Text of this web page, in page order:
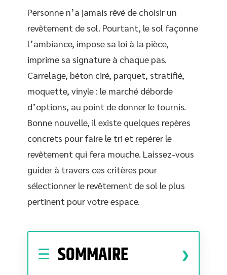
Personne n’a jamais rêvé de choisir un
revêtement de sol. Pourtant, le sol façonne
l’ambiance, impose sa loi à la pièce,
imprime sa signature à chaque pas.
Carrelage, béton ciré, parquet, stratifié,
moquette, vinyle : le marché déborde
d’options, au point de donner le tournis.
Bonne nouvelle, il existe quelques repères
concrets pour faire le tri et repérer le
revêtement qui fera mouche. Laissez-vous
guider à travers ces critères pour
sélectionner le revêtement de sol le plus
pertinent pour votre espace.
SOMMAIRE